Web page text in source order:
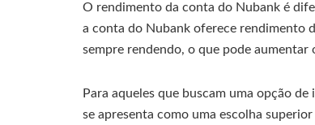
O rendimento da conta do Nubank é
a conta do Nubank oferece rendimento
sempre rendendo, o que pode aumentar
Para aqueles que buscam uma opção
se apresenta como uma escolha